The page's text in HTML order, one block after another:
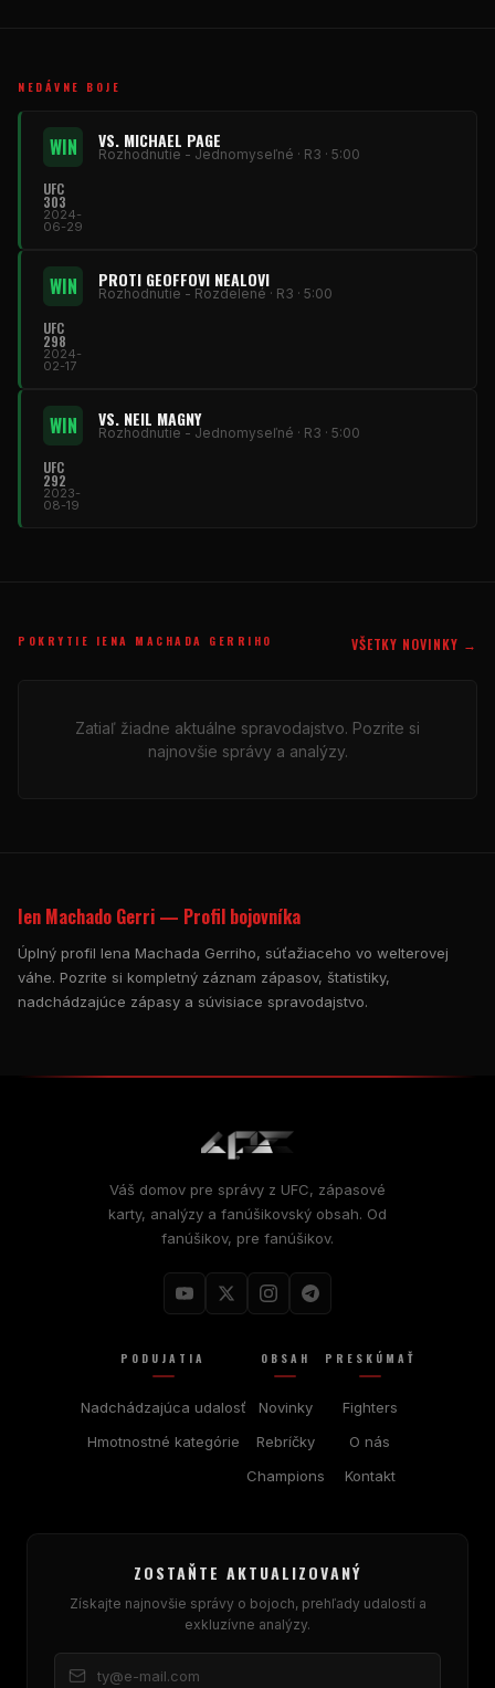
NEDÁVNE BOJE
WIN VS. MICHAEL PAGE
Rozhodnutie - Jednomyseľné · R3 · 5:00
UFC
303
2024-
06-29
WIN PROTI GEOFFOVI NEALOVI
Rozhodnutie - Rozdelené · R3 · 5:00
UFC
298
2024-
02-17
WIN VS. NEIL MAGNY
Rozhodnutie - Jednomyseľné · R3 · 5:00
UFC
292
2023-
08-19
POKRYTIE IENA MACHADA GERRIHO VŠETKY NOVINKY →
Zatiaľ žiadne aktuálne spravodajstvo. Pozrite si
najnovšie správy a analýzy.
Ien Machado Gerri — Profil bojovníka
Úplný profil Iena Machada Gerriho, súťažiaceho vo welterovej
váhe. Pozrite si kompletný záznam zápasov, štatistiky,
nadchádzajúce zápasy a súvisiace spravodajstvo.
Váš domov pre správy z UFC, zápasové
karty, analýzy a fanúšikovský obsah. Od
fanúšikov, pre fanúšikov.
PODUJATIA
Nadchádzajúca udalosť
Hmotnostné kategórie
OBSAH
Novinky
Rebríčky
Champions
PRESKÚMAŤ
Fighters
O nás
Kontakt
ZOSTAŇTE AKTUALIZOVANÝ
Získajte najnovšie správy o bojoch, prehľady udalostí a
exkluzívne analýzy.